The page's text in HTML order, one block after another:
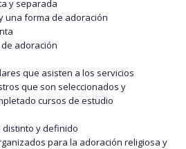
y separada
una forma de adoración
adoración
que asisten a los servicios
que son seleccionados y
cursos de estudio
y definido
para la adoración religiosa y